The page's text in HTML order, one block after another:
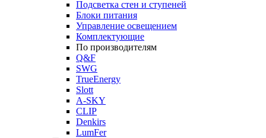
Подсветка стен и ступеней
Блоки питания
Управление освещением
Комплектующие
По производителям
Q&F
SWG
TrueEnergy
Slott
A-SKY
CLIP
Denkirs
LumFer